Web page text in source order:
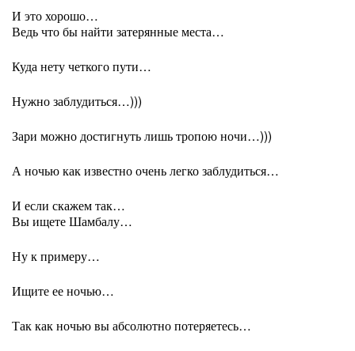
И это хорошо…
Ведь что бы найти затерянные места…
Куда нету четкого пути…
Нужно заблудиться…)))
Зари можно достигнуть лишь тропою ночи…)))
А ночью как известно очень легко заблудиться…
И если скажем так…
Вы ищете Шамбалу…
Ну к примеру…
Ищите ее ночью…
Так как ночью вы абсолютно потеряетесь…